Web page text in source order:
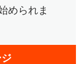
められま